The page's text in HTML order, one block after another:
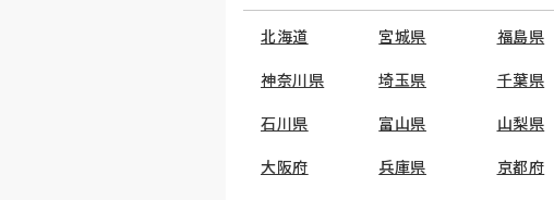
北海道 宮城県 福島県
神奈川県 埼玉県 千葉県
石川県 富山県 山梨県
大阪府 兵庫県 京都府